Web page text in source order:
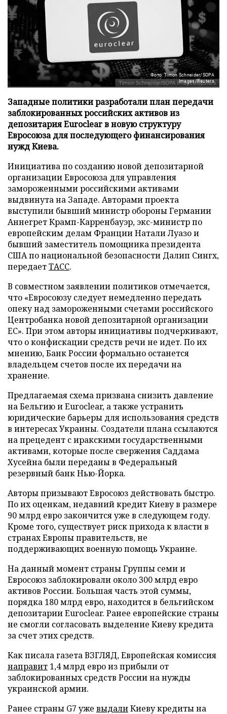
Фото: Timon Schneider/SOPA
Images/Reuters
Западные политики разработали план передачи
заблокированных российских активов из
депозитария Euroclear в новую структуру
Евросоюза для последующего финансирования
нужд Киева.
Инициатива по созданию новой депозитарной
организации Евросоюза для управления
замороженными российскими активами
выдвинута на Западе. Авторами проекта
выступили бывший министр обороны Германии
Аннегрет Крамп-Карренбауэр, экс-министр по
европейским делам Франции Натали Луазо и
бывший заместитель помощника президента
США по национальной безопасности Далип Сингх,
передаетТАСС.
В совместном заявлении политиков отмечается,
что «Евросоюзу следует немедленно передать
опеку над замороженными счетами российского
Центробанка новой депозитарной организации
ЕС». При этом авторы инициативы подчеркивают,
что о конфискации средств речи не идет. По их
мнению, Банк России формально останется
владельцем счетов после их передачи на
хранение.
Предлагаемая схема призвана снизить давление
на Бельгию и Euroclear, а также устранить
юридические барьеры для использования средств
в интересах Украины. Создатели плана ссылаются
на прецедент с иракскими государственными
активами, которые после свержения Саддама
Хусейна были переданы в Федеральный
резервный банк Нью-Йорка.
Авторы призывают Евросоюз действовать быстро.
По их оценкам, недавний кредит Киеву в размере
90 млрд евро закончится уже в следующем году.
Кроме того, существует риск прихода к власти в
странах Европы правительств, не
поддерживающих военную помощь Украине.
На данный момент страны Группы семи и
Евросоюз заблокировали около 300 млрд евро
активов России. Большая часть этой суммы,
порядка 180 млрд евро, находится в бельгийском
депозитарии Euroclear. Ранее европейские страны
не смогли согласовать выделение Киеву кредита
за счет этих средств.
Как писала газета ВЗГЛЯД, Европейская комиссия
направит 1,4 млрд евро из прибыли от
заблокированных средств России на нужды
украинской армии.
Ранее страны G7 уже выдалиКиеву кредиты на